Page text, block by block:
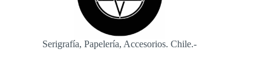
la
página
producto
Serigrafía, Papelería, Accesorios. Chile.-